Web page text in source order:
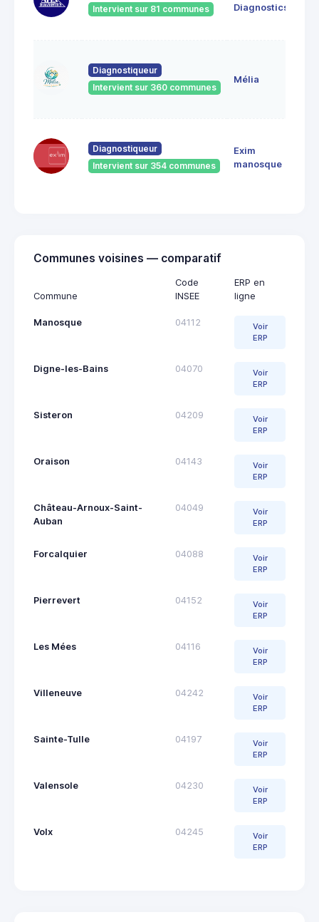
Intervient sur 81 communes
Diagnostics
Diagnostiqueur
Intervient sur 360 communes
Mélia
Diagnostiqueur
Intervient sur 354 communes
Exim
manosque
Communes voisines — comparatif
Commune
Code
INSEE
ERP en
ligne
Manosque 04112
Voir
ERP
Digne-les-Bains 04070
Voir
ERP
Sisteron 04209
Voir
ERP
Oraison 04143
Voir
ERP
Château-Arnoux-Saint-
Auban
04049
Voir
ERP
Forcalquier 04088
Voir
ERP
Pierrevert 04152
Voir
ERP
Les Mées 04116
Voir
ERP
Villeneuve 04242
Voir
ERP
Sainte-Tulle 04197
Voir
ERP
Valensole 04230
Voir
ERP
Volx 04245
Voir
ERP